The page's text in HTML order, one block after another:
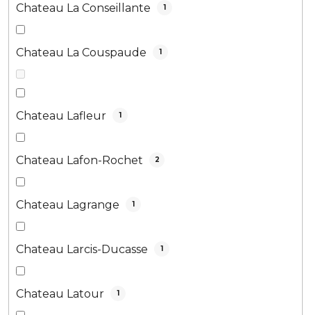
Chateau La Conseillante 1
Chateau La Couspaude 1
Chateau Lafleur 1
Chateau Lafon-Rochet 2
Chateau Lagrange 1
Chateau Larcis-Ducasse 1
Chateau Latour 1